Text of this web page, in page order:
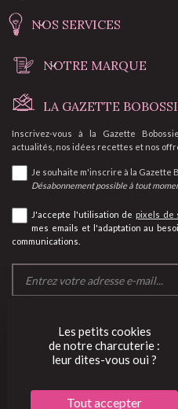
NOS SERVICES
NOTRE MARQUE
LA GAZETTE
Inscrivez-vous à la Gazette
actualités, nos idées recettes et nos
Je souhaite m'inscrire à la Gazette
Désabonnement possible à tout
J'accepte l'utilisation de pixels de
mes emails et l'adaptation au
communications.
Les petits cookies
de notre charcuterie :
leur dites-vous oui ?
Tout accepter